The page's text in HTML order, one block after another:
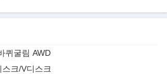
퀴굴림 AWD
스크/V디스크